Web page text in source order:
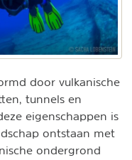
door vulkanische
tunnels en
eigenschappen is
ontstaan met
ondergrond